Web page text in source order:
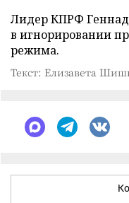
Лидер КПРФ
в игнорировании
режима.
Текст: Елизавета